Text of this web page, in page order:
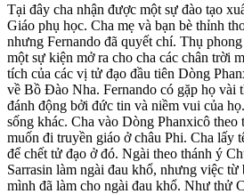
Tại đây cha nhận được một sự đào tạo
Giáo phụ học. Cha mẹ và bạn bè thỉnh
nhưng Fernando đã quyết chí. Thụ
một sự kiện mở ra cho cha các chân trời
tích của các vị tử đạo đầu tiên Dòng
về Bồ Đào Nha. Fernando có gặp họ vài
đánh động bởi đức tin và niềm vui của
sống khác. Cha vào Dòng Phanxicô theo
muốn đi truyền giáo ở châu Phi. Cha lấy
để chết tử đạo ở đó. Ngài theo thánh ý
Sarrasin làm ngài đau khổ, nhưng việc từ
mình đã làm cho ngài đau khổ. Như thử